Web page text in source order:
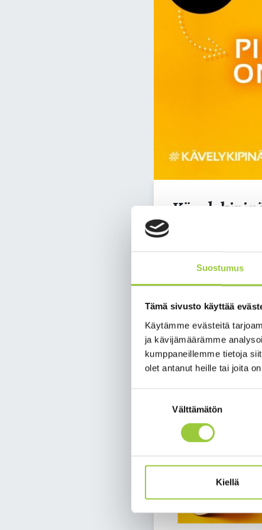
Suostumus
Tämä sivusto käyttää
Käytämme evästeitä
ja kävijämäärämme
kumppaneillemme tietoja
olet antanut heille tai joita
Välttämätön
Kiellä
Kävelykipinä on
ympäri Suomea.
Aloitamme
Yhteislenkille on
alueella ja reitti
koko perheen voimin!